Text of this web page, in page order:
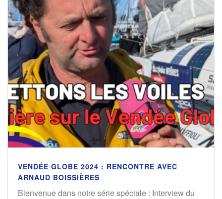
VENDÉE GLOBE 2024 : RENCONTRE AVEC
ARNAUD BOISSIÈRES
Bienvenue dans notre série spéciale : Interview du